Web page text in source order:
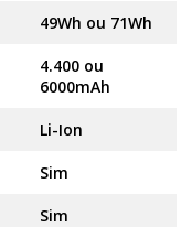
49Wh ou 71Wh
4.400 ou
6000mAh
Li-Ion
Sim
Sim